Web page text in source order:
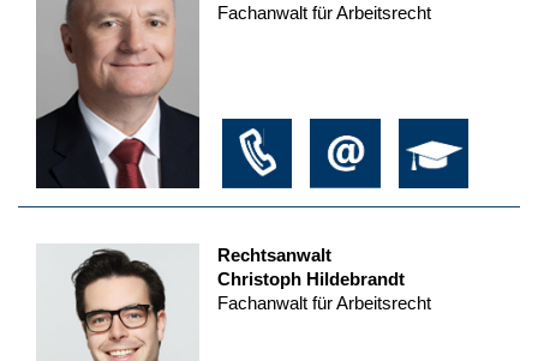
Fachanwalt für Arbeitsrecht
Rechtsanwalt
Christoph Hildebrandt
Fachanwalt für Arbeitsrecht